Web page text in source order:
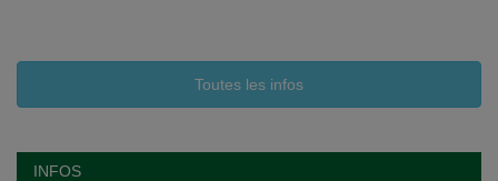
Toutes les infos
INFOS